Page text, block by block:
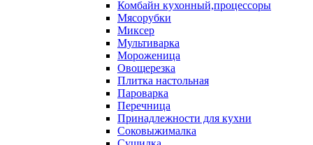
Комбайн кухонный,процессоры
Мясорубки
Миксер
Мультиварка
Мороженица
Овощерезка
Плитка настольная
Пароварка
Перечница
Принадлежности для кухни
Соковыжималка